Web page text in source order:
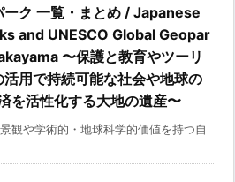
ーク 一覧・まとめ / Japanese
and UNESCO Global Geopar
〜保護と教育やツーリ
活用で持続可能な社会や地球の
を活性化する大地の遺産〜
観や学術的・地球科学的価値を持つ自